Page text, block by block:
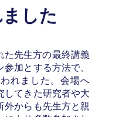
した
先生方の最終講義
加とする方法で、
れました。会場へ
してきた研究者や大
外からも先生方と親